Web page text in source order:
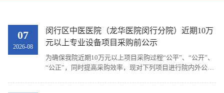
07
2026-08
闵行区中医医院（龙华医院闵行分院）近期10万
元以上专业设备项目采购前公示
为确保我院近期10万元以上项目采购过程“公平”、“公开”、
“公正”，同时提高采购效率，现对下列项目进行院内外公